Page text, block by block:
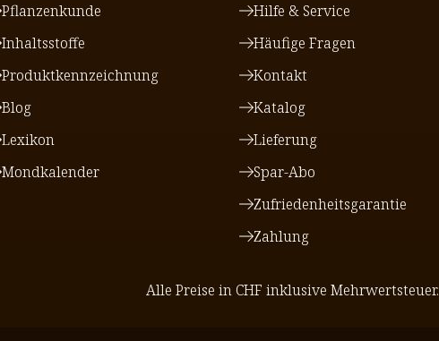
Pflanzenkunde
Inhaltsstoffe
Produktkennzeichnung
Blog
Lexikon
Mondkalender
Hilfe & Service
Häufige Fragen
Kontakt
Katalog
Lieferung
Spar-Abo
Zufriedenheitsgarantie
Zahlung
Alle Preise in CHF inklusive Mehrwertsteuer.